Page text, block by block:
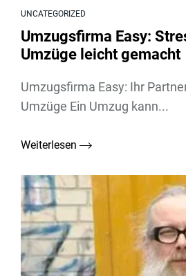
UNCATEGORIZED
Umzugsfirma Easy:
Umzüge leicht gemacht
Umzugsfirma Easy: Ihr
Umzüge Ein Umzug kann...
Weiterlesen